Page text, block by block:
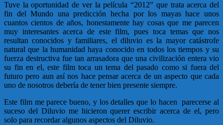
Tuve la oportunidad de ver la película “2012” que trata acerca del
fin del Mundo una predicción hecha por los mayas hace unos
cuantos cientos de años, honestamente hay cosas que me parecen
muy interesantes acerca de este film, pues toca temas que nos
resultan conocidos y familiares, el diluvio es la mayor catástrofe
natural que la humanidad haya conocido en todos los tiempos y su
fuerza destructiva fue tan arrasadora que una civilización entera vio
su fin en el, este film toca un tema del pasado como si fuera del
futuro pero aun así nos hace pensar acerca de un aspecto que cada
uno de nosotros debería de tener bien presente siempre.
Este film me parece bueno, y los detalles que lo hacen parecerse al
suceso del Diluvio me hicieron querer escribir acerca de el, pero
solo para recordar algunos aspectos del Diluvio.